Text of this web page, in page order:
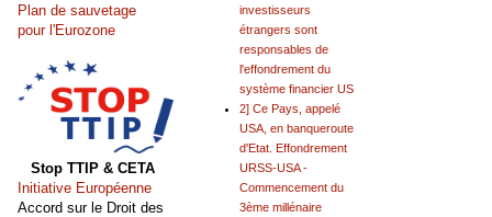
investisseurs
étrangers sont
responsables de
l'effondrement du
système financier US
2] Ce Pays, appelé
USA, en banqueroute
d'Etat. Effondrement
URSS-USA -
Commencement du
3ème millénaire
Plan de sauvetage
pour l'Eurozone
Stop TTIP & CETA
Initiative Européenne
Accord sur le Droit des